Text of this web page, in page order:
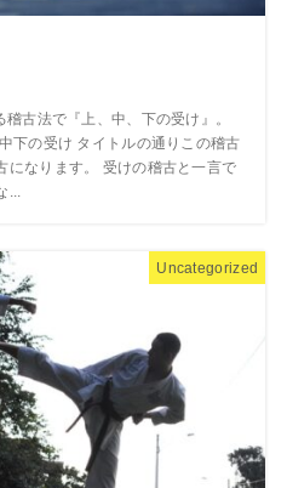
古法で『上、中、下の受け』。
下の受け タイトルの通りこの稽古
になります。 受けの稽古と一言で
...
Uncategorized